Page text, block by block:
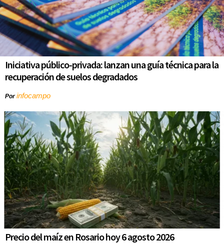
Iniciativa público-privada: lanzan una guía técnica para la
recuperación de suelos degradados
Porinfocampo
Precio del maíz en Rosario hoy 6 agosto 2026